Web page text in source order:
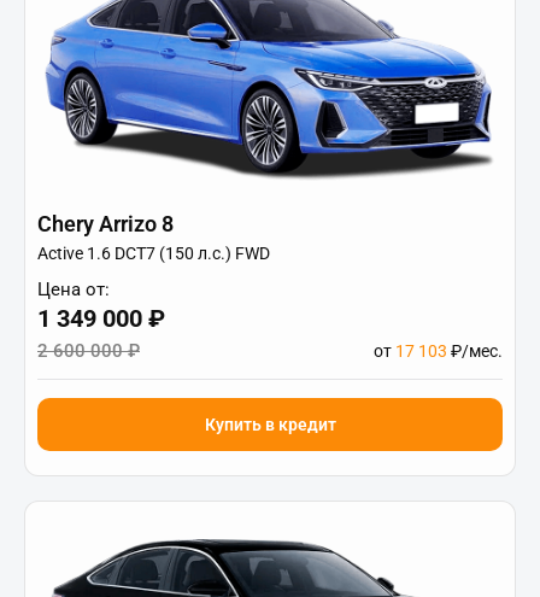
Chery Arrizo 8
Active 1.6 DCT7 (150 л.с.) FWD
Цена от:
1 349 000 ₽
2 600 000 ₽ от 17 103 ₽/мес.
Купить в кредит